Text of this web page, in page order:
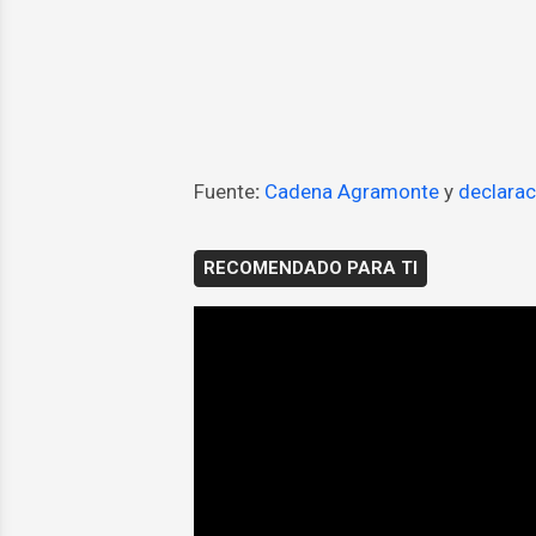
Fuente: Cadena Agramontey
RECOMENDADO PARA TI